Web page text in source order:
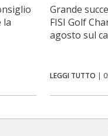
la
Grande
FISI Golf
agosto sul
LEGGI TUTTO |